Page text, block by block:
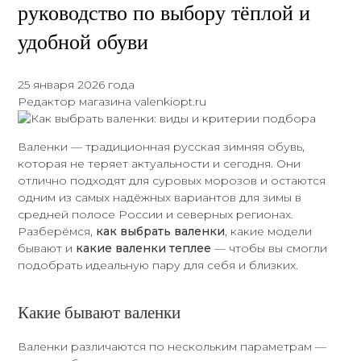
руководство по выбору тёплой и
удобной обуви
25 января 2026 года
Редактор магазина valenkiopt.ru
Валенки — традиционная русская зимняя обувь,
которая не теряет актуальности и сегодня. Они
отлично подходят для суровых морозов и остаются
одним из самых надёжных вариантов для зимы в
средней полосе России и северных регионах.
Разберёмся, как выбрать валенки, какие модели
бывают и какие валенки теплее — чтобы вы смогли
подобрать идеальную пару для себя и близких.
Какие бывают валенки
Валенки различаются по нескольким параметрам —